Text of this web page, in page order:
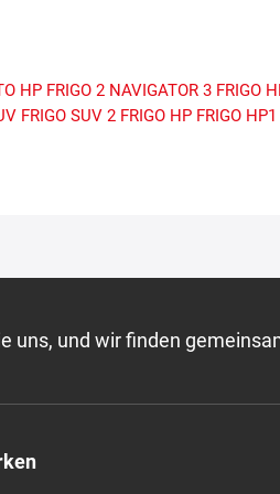
HP FRIGO 2 NAVIGATOR 3 FRIGO
FRIGO SUV 2 FRIGO HP FRIGO HP1
uns, und wir finden